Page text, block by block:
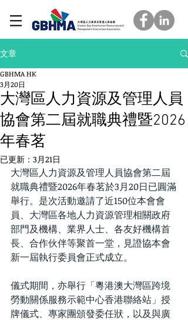
文章
大灣區人力資源及管理人員
協會第二屆就職典禮暨2026
年春茗
GBHMA HK
3月20日
已更新： 3月21日
大灣區人力資源及管理人員協會第二屆
就職典禮暨2026年春茗於3月20日已圓滿
舉行。是次活動邀請了近150位本會會
員、大灣區各地人力資源管理相關政府
部門及機構、業界人士、各友好機構首
長、合作伙伴等聚首一堂，見證協本會
新一屆執行委員會正式成立。
儀式期間，亦舉行「粵港澳大灣區跨境
勞動關係服務示範中心香港聯絡站」授
牌儀式、專家團頒發委任狀，以及與廣